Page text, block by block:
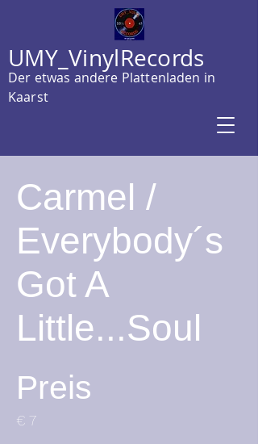
UMY_VinylRecords
Der etwas andere Plattenladen in
Kaarst
Carmel /
Everybody´s
Got A
Little...Soul
Preis
€ 7